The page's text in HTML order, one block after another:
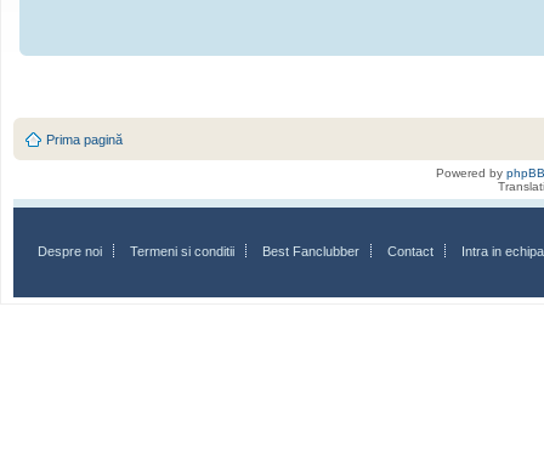
Prima pagină
Powered by phpBB
Despre noi Termeni si conditii Best Fanclubber Contact Intra in